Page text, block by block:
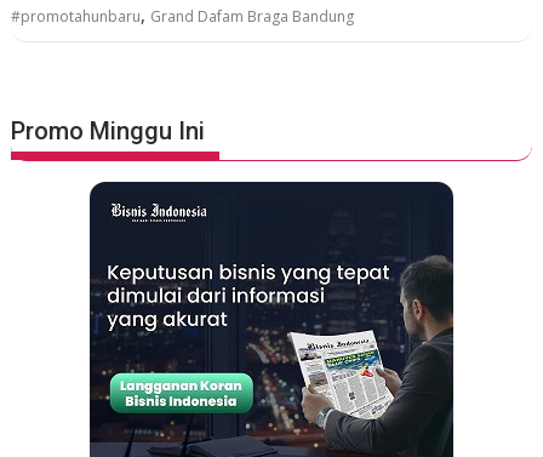
#promotahunbaru, Grand Dafam Braga Bandung
Promo Minggu Ini